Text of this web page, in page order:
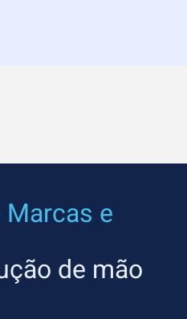
e
de mão